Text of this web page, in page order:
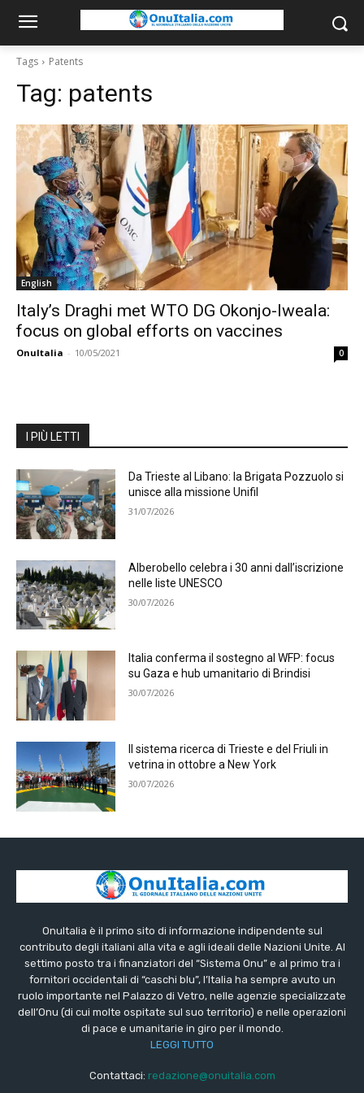
Tags Patents
Tag: patents
English
Italy’s Draghi met WTO DG Okonjo-Iweala:
focus on global efforts on vaccines
OnuItalia - 10/05/2021 0
I PIÙ LETTI
Da Trieste al Libano: la Brigata Pozzuolo si
unisce alla missione Unifil
31/07/2026
Alberobello celebra i 30 anni dall’iscrizione
nelle liste UNESCO
30/07/2026
Italia conferma il sostegno al WFP: focus
su Gaza e hub umanitario di Brindisi
30/07/2026
Il sistema ricerca di Trieste e del Friuli in
vetrina in ottobre a New York
30/07/2026
OnuItalia è il primo sito di informazione indipendente sul
contributo degli italiani alla vita e agli ideali delle Nazioni Unite. Al
settimo posto tra i finanziatori del “Sistema Onu” e al primo tra i
fornitori occidentali di “caschi blu”, l’Italia ha sempre avuto un
ruolo importante nel Palazzo di Vetro, nelle agenzie specializzate
dell’Onu (di cui molte ospitate sul suo territorio) e nelle operazioni
di pace e umanitarie in giro per il mondo.
LEGGI TUTTO
Contattaci: redazione@onuitalia.com